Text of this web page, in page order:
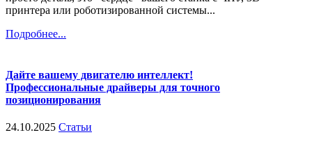
принтера или роботизированной системы...
Подробнее...
Дайте вашему двигателю интеллект!
Профессиональные драйверы для точного
позиционирования
24.10.2025 Статьи